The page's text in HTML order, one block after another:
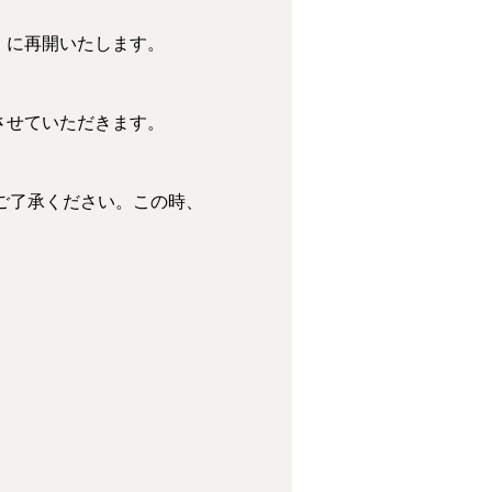
再開いたします。
ていただきます。
承ください。この時、